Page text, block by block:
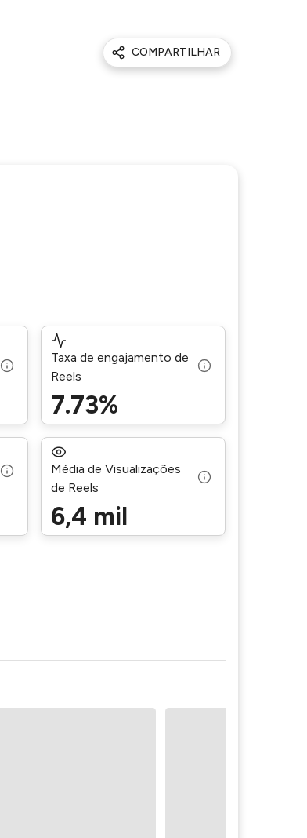
COMPARTILHAR
Taxa de engajamento de
Reels
7.73%
Média de Visualizações
de Reels
6,4 mil